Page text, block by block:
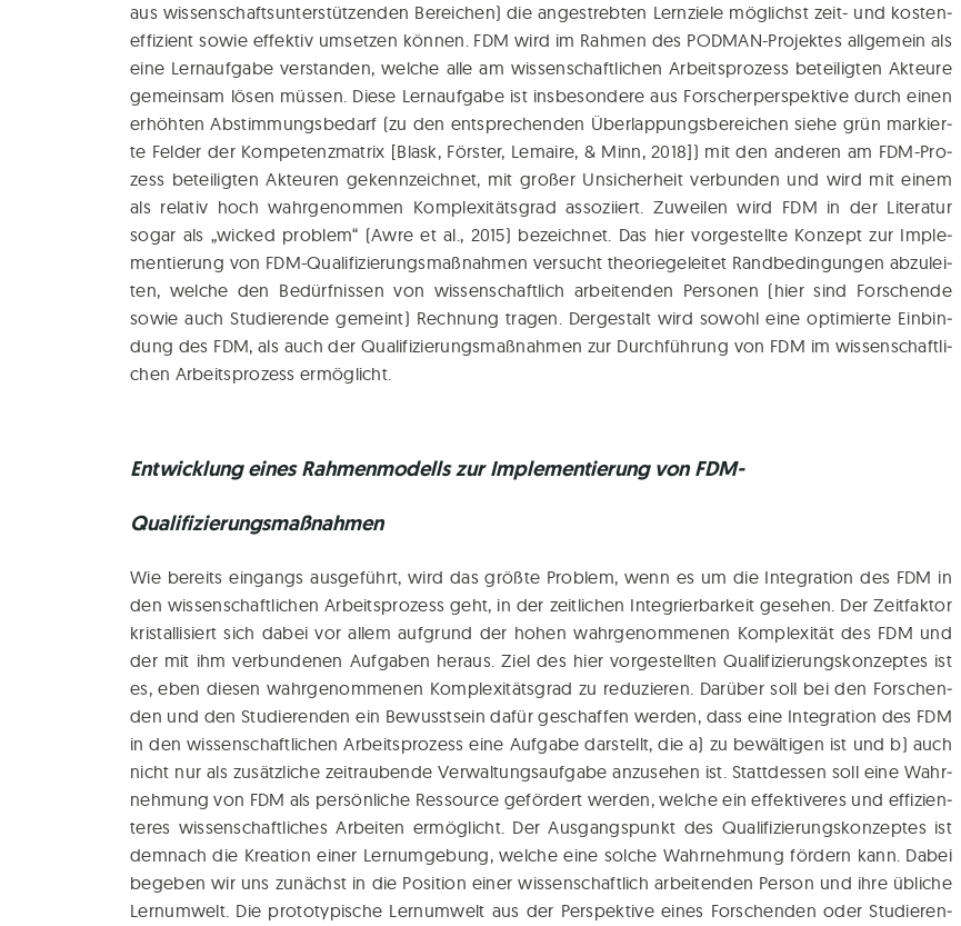
aus wis­sen­schafts­un­ter­stüt­zen­den Berei­chen) die ange­streb­ten Lern­zie­le mög­lichst zeit- und kos­ten­
ef­fi­zi­ent sowie effek­tiv umset­zen kön­nen. FDM wird im Rah­men des POD­MAN-Pro­jek­tes all­ge­mein als
eine Lern­auf­ga­be ver­stan­den, wel­che alle am wis­sen­schaft­li­chen Arbeits­pro­zess betei­lig­ten Akteu­re
gemein­sam lösen müs­sen. Die­se Lern­auf­ga­be ist ins­be­son­de­re aus For­scher­per­spek­ti­ve durch einen
erhöh­ten Abstim­mungs­be­darf (zu den ent­spre­chen­den Über­lap­pungs­be­rei­chen sie­he grün mar­kier­
te Fel­der der Kom­pe­tenz­ma­trix [Blask, Förs­ter, Lemai­re, & Minn, 2018]) mit den ande­ren am FDM-Pro­
zess betei­lig­ten Akteu­ren gekenn­zeich­net, mit gro­ßer Unsi­cher­heit ver­bun­den und wird mit einem
als rela­tiv hoch wahr­ge­nom­men Kom­ple­xi­täts­grad asso­zi­iert. Zuwei­len wird FDM in der Lite­ra­tur
sogar als „wicked pro­blem“ (Awre et al., 2015) bezeich­net. Das hier vor­ge­stell­te Kon­zept zur Imple­
men­tie­rung von FDM-Qua­li­fi­zie­rungs­maß­nah­men ver­sucht theo­rie­ge­lei­tet Rand­be­din­gun­gen abzu­lei­
ten, wel­che den Bedürf­nis­sen von wis­sen­schaft­lich arbei­ten­den Per­so­nen (hier sind For­schen­de
sowie auch Stu­die­ren­de gemeint) Rech­nung tra­gen. Der­ge­stalt wird sowohl eine opti­mier­te Ein­bin­
dung des FDM, als auch der Qua­li­fi­zie­rungs­maß­nah­men zur Durch­füh­rung von FDM im wis­sen­schaft­li­
chen Arbeits­pro­zess ermöglicht.
Entwicklung eines Rahmenmodells zur Implementierung von FDM-
Qualifizierungsmaßnahmen
Wie bereits ein­gangs aus­ge­führt, wird das größ­te Pro­blem, wenn es um die Inte­gra­ti­on des FDM in
den wis­sen­schaft­li­chen Arbeits­pro­zess geht, in der zeit­li­chen Inte­grier­bar­keit gese­hen. Der Zeit­fak­tor
kris­tal­li­siert sich dabei vor allem auf­grund der hohen wahr­ge­nom­me­nen Kom­ple­xi­tät des FDM und
der mit ihm ver­bun­de­nen Auf­ga­ben her­aus. Ziel des hier vor­ge­stell­ten Qua­li­fi­zie­rungs­kon­zep­tes ist
es, eben die­sen wahr­ge­nom­me­nen Kom­ple­xi­täts­grad zu redu­zie­ren. Dar­über soll bei den For­schen­
den und den Stu­die­ren­den ein Bewusst­sein dafür geschaf­fen wer­den, dass eine Inte­gra­ti­on des FDM
in den wis­sen­schaft­li­chen Arbeits­pro­zess eine Auf­ga­be dar­stellt, die a) zu bewäl­ti­gen ist und b) auch
nicht nur als zusätz­li­che zeit­rau­ben­de Ver­wal­tungs­auf­ga­be anzu­se­hen ist. Statt­des­sen soll eine Wahr­
neh­mung von FDM als per­sön­li­che Res­sour­ce geför­dert wer­den, wel­che ein effek­ti­ve­res und effi­zi­en­
te­res wis­sen­schaft­li­ches Arbei­ten ermög­licht. Der Aus­gangs­punkt des Qua­li­fi­zie­rungs­kon­zep­tes ist
dem­nach die Krea­ti­on einer Lern­um­ge­bung, wel­che eine sol­che Wahr­neh­mung för­dern kann. Dabei
bege­ben wir uns zunächst in die Posi­ti­on einer wis­sen­schaft­lich arbei­ten­den Per­son und ihre übli­che
Lern­um­welt. Die pro­to­ty­pi­sche Lern­um­welt aus der Per­spek­ti­ve eines For­schen­den oder Stu­die­ren­